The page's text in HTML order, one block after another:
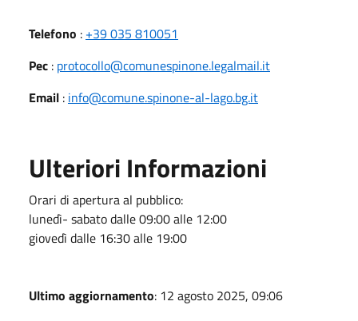
Telefono : +39 035 810051
Pec : protocollo@comunespinone.legalmail.it
Email : info@comune.spinone-al-lago.bg.it
Ulteriori Informazioni
Orari di apertura al pubblico:
lunedì- sabato dalle 09:00 alle 12:00
giovedì dalle 16:30 alle 19:00
Ultimo aggiornamento: 12 agosto 2025, 09:06